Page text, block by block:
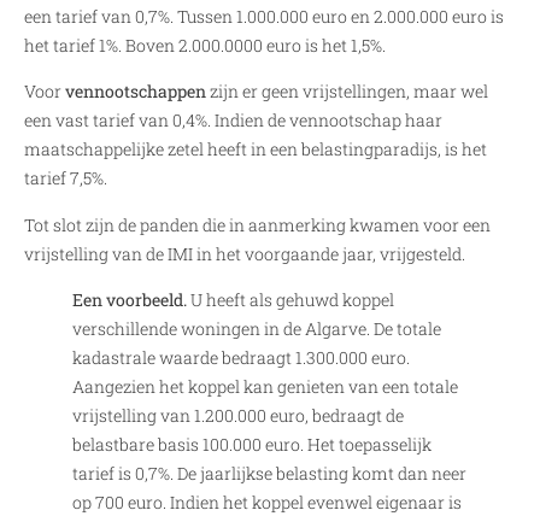
een tarief van 0,7%. Tussen 1.000.000 euro en 2.000.000 euro is
het tarief 1%. Boven 2.000.0000 euro is het 1,5%.
Voorvennootschappenzijn er geen vrijstellingen, maar wel
een vast tarief van 0,4%. Indien de vennootschap haar
maatschappelijke zetel heeft in een belastingparadijs, is het
tarief 7,5%.
Tot slot zijn de panden die in aanmerking kwamen voor een
vrijstelling van de IMI in het voorgaande jaar, vrijgesteld.
Een voorbeeld.U heeft als gehuwd koppel
verschillende woningen in de Algarve. De totale
kadastrale waarde bedraagt 1.300.000 euro.
Aangezien het koppel kan genieten van een totale
vrijstelling van 1.200.000 euro, bedraagt de
belastbare basis 100.000 euro. Het toepasselijk
tarief is 0,7%. De jaarlijkse belasting komt dan neer
op 700 euro. Indien het koppel evenwel eigenaar is